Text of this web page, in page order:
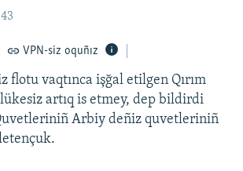
VPN-siz oquñız
flotu vaqtınca işğal etilgen Qırım
artıq is etmey, dep bildirdi
Arbiy deñiz quvetleriniñ